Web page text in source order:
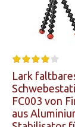
Lark
FC003 von
aus